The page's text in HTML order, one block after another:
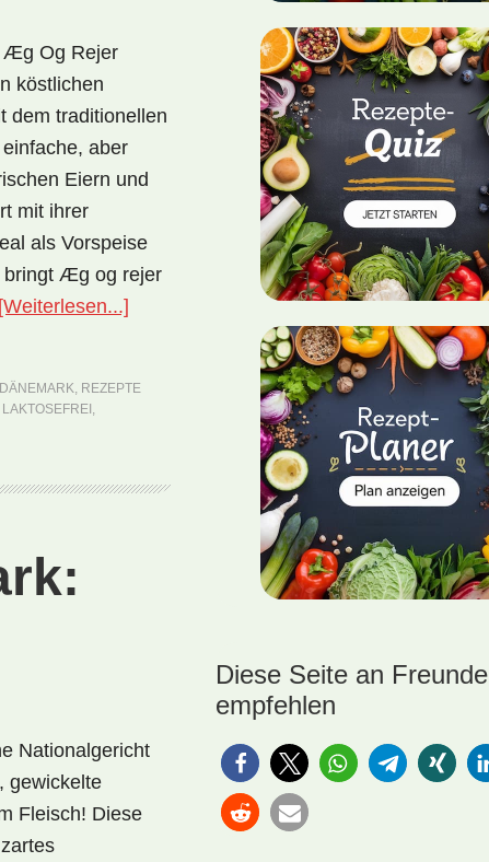
Æg Og Rejer
köstlichen
dem traditionellen
aber
Eiern und
mit ihrer
als Vorspeise
bringt Æg og rejer
[Weiterlesen...] ÜberNationalgericht
, REZEPTE
LAKTOSEFREI ,
Nationalgericht
gewickelte
Fleisch! Diese
Diese Seite an Freunde
empfehlen